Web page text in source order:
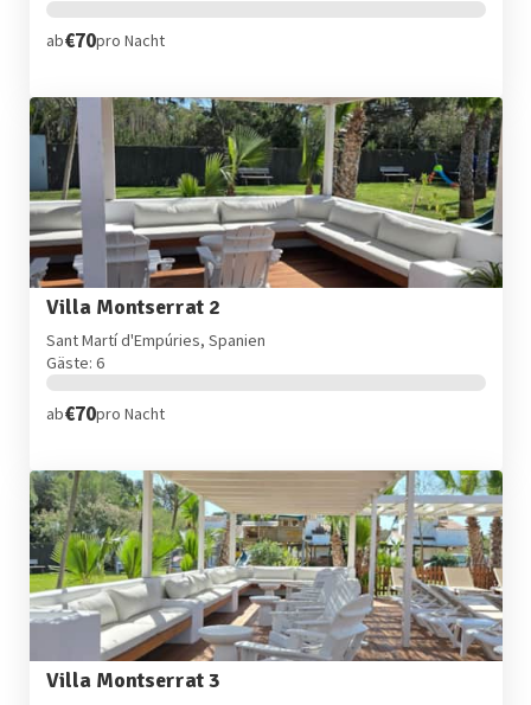
ab€70pro Nacht
Villa Montserrat 2
Sant Martí d'Empúries, Spanien
Gäste: 6
ab€70pro Nacht
Villa Montserrat 3